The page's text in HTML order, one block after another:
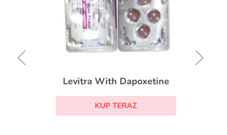
Levitra With Dapoxetine
KUP TERAZ